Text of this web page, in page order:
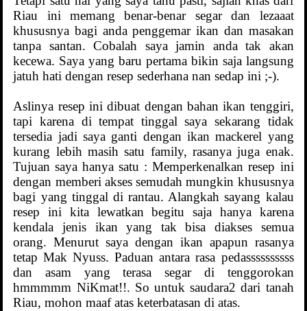
Riau ini memang benar-benar segar dan lezaaat
khususnya bagi anda penggemar ikan dan masakan
tanpa santan. Cobalah saya jamin anda tak akan
kecewa. Saya yang baru pertama bikin saja langsung
jatuh hati dengan resep sederhana nan sedap ini ;-).
Aslinya resep ini dibuat dengan bahan ikan tenggiri,
tapi karena di tempat tinggal saya sekarang tidak
tersedia jadi saya ganti dengan ikan mackerel yang
kurang lebih masih satu family, rasanya juga enak.
Tujuan saya hanya satu : Memperkenalkan resep ini
dengan memberi akses semudah mungkin khususnya
bagi yang tinggal di rantau. Alangkah sayang kalau
resep ini kita lewatkan begitu saja hanya karena
kendala jenis ikan yang tak bisa diakses semua
orang. Menurut saya dengan ikan apapun rasanya
tetap Mak Nyuss. Paduan antara rasa pedassssssssss
dan asam yang terasa segar di tenggorokan
hmmmmm NiKmat!!. So untuk saudara2 dari tanah
Riau, mohon maaf atas keterbatasan di atas.